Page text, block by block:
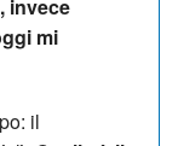
invece
mi
il